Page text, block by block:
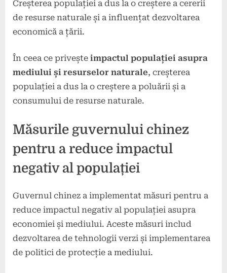
Creșterea populației a dus la o creștere a cererii
de resurse naturale și a influențat dezvoltarea
economică a țării.
În ceea ce privește impactul populației asupra
mediului și resurselor naturale, creșterea
populației a dus la o creștere a poluării și a
consumului de resurse naturale.
Măsurile guvernului chinez
pentru a reduce impactul
negativ al populației
Guvernul chinez a implementat măsuri pentru a
reduce impactul negativ al populației asupra
economiei și mediului. Aceste măsuri includ
dezvoltarea de tehnologii verzi și implementarea
de politici de protecție a mediului.